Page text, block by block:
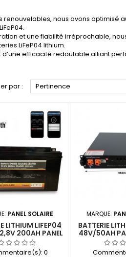
nous avons optimisé
et une fiabilité irréprochable,
LiFeP04 lithium.
efficacité redoutable alliant
par : Pertinence
PANEL SOLAIRE
LITHIUM LIFEP04
200AH PANEL
SOLAIRE
0
MARQUE:
BATTERIE
48V/50AH